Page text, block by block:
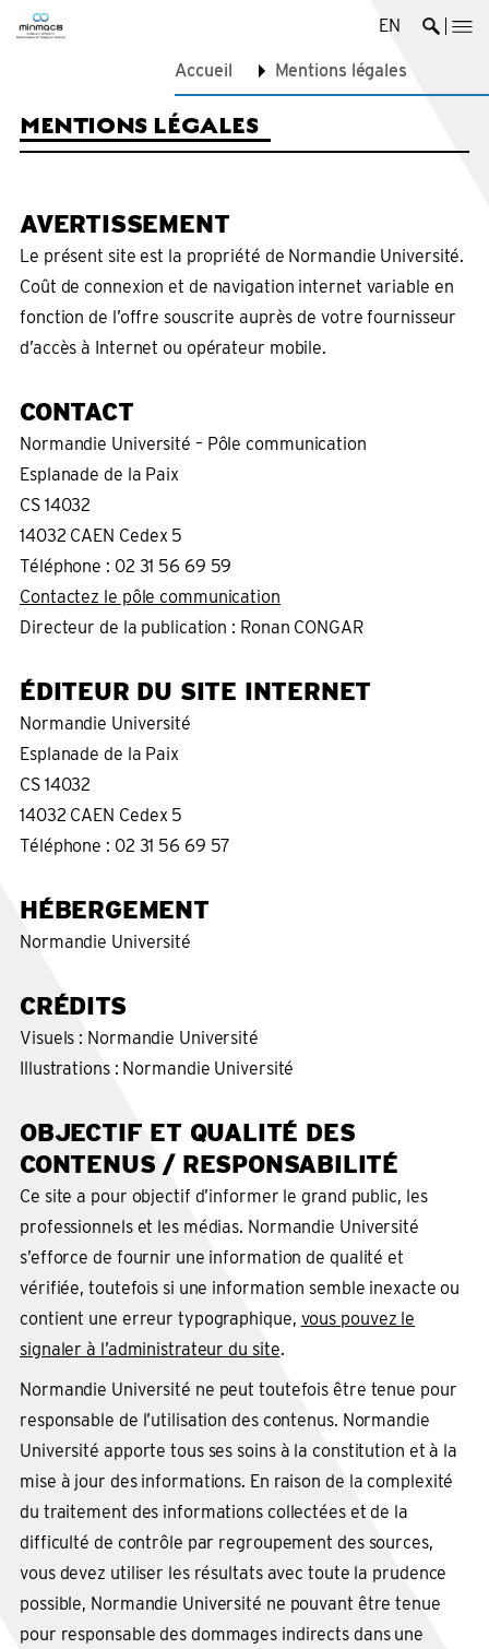
EN
Accueil Mentions légales
MENTIONS LÉGALES
AVERTISSEMENT
Le présent site est la propriété de Normandie Université.
Coût de connexion et de navigation internet variable en
fonction de l’offre souscrite auprès de votre fournisseur
d’accès à Internet ou opérateur mobile.
CONTACT
Normandie Université – Pôle communication
Esplanade de la Paix
CS 14032
14032 CAEN Cedex 5
Téléphone : 02 31 56 69 59
Contactez le pôle communication
Directeur de la publication : Ronan CONGAR
ÉDITEUR DU SITE INTERNET
Normandie Université
Esplanade de la Paix
CS 14032
14032 CAEN Cedex 5
Téléphone : 02 31 56 69 57
HÉBERGEMENT
Normandie Université
CRÉDITS
Visuels : Normandie Université
Illustrations : Normandie Université
OBJECTIF ET QUALITÉ DES
CONTENUS / RESPONSABILITÉ
Ce site a pour objectif d’informer le grand public, les
professionnels et les médias. Normandie Université
s’efforce de fournir une information de qualité et
vérifiée, toutefois si une information semble inexacte ou
contient une erreur typographique, vous pouvez le
signaler à l’administrateur du site.
Normandie Université ne peut toutefois être tenue pour
responsable de l’utilisation des contenus. Normandie
Université apporte tous ses soins à la constitution et à la
mise à jour des informations. En raison de la complexité
du traitement des informations collectées et de la
difficulté de contrôle par regroupement des sources,
vous devez utiliser les résultats avec toute la prudence
possible, Normandie Université ne pouvant être tenue
pour responsable des dommages indirects dans une